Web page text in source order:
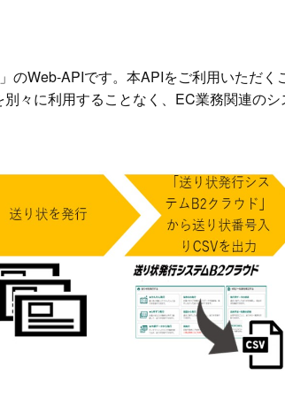
Web-APIです。本APIをご利用いただ
々に利用することなく、EC業務関連の